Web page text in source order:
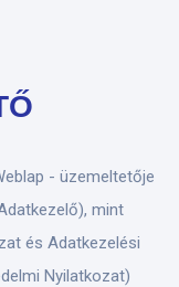
- üzemeltetője
mint
és Adatkezelési
Nyilatkozat)